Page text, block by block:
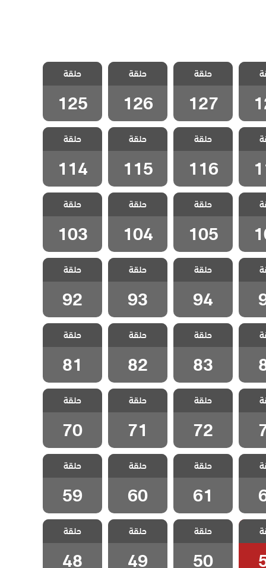
مسلسل اتصل
بوكيلي مدبلج
الحلقة 127
حلقة
127
مسلسل اتصل
بوكيلي مدبلج
الحلقة 126
حلقة
126
مسلسل اتصل
بوكيلي مدبلج
الحلقة 125
حلقة
125
مسلسل اتصل
بوكيلي مدبلج
الحلقة 116
حلقة
116
مسلسل اتصل
بوكيلي مدبلج
الحلقة 115
حلقة
115
مسلسل اتصل
بوكيلي مدبلج
الحلقة 114
حلقة
114
مسلسل اتصل
بوكيلي مدبلج
الحلقة 105
حلقة
105
مسلسل اتصل
بوكيلي مدبلج
الحلقة 104
حلقة
104
مسلسل اتصل
بوكيلي مدبلج
الحلقة 103
حلقة
103
مسلسل اتصل
بوكيلي مدبلج
الحلقة 94
حلقة
94
مسلسل اتصل
بوكيلي مدبلج
الحلقة 93
حلقة
93
مسلسل اتصل
بوكيلي مدبلج
الحلقة 92
حلقة
92
مسلسل اتصل
بوكيلي مدبلج
الحلقة 83
حلقة
83
مسلسل اتصل
بوكيلي مدبلج
الحلقة 82
حلقة
82
مسلسل اتصل
بوكيلي مدبلج
الحلقة 81
حلقة
81
مسلسل اتصل
بوكيلي مدبلج
الحلقة 72
حلقة
72
مسلسل اتصل
بوكيلي مدبلج
الحلقة 71
حلقة
71
مسلسل اتصل
بوكيلي مدبلج
الحلقة 70
حلقة
70
مسلسل اتصل
بوكيلي مدبلج
الحلقة 61
حلقة
61
مسلسل اتصل
بوكيلي مدبلج
الحلقة 60
حلقة
60
مسلسل اتصل
بوكيلي مدبلج
الحلقة 59
حلقة
59
مسلسل اتصل
بوكيلي مدبلج
الحلقة 50
حلقة
50
مسلسل اتصل
بوكيلي مدبلج
الحلقة 49
حلقة
49
مسلسل اتصل
بوكيلي مدبلج
الحلقة 48
حلقة
48